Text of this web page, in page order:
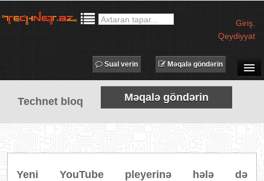
Giriş
Qeydiyyat
SUAL-CAVAB
TECHNET TV
MƏQALƏLƏR
Məqalə göndərin
Sual verin
Technet bloq Məqalə göndərin
Yeni YouTube pleyerinə hələ də